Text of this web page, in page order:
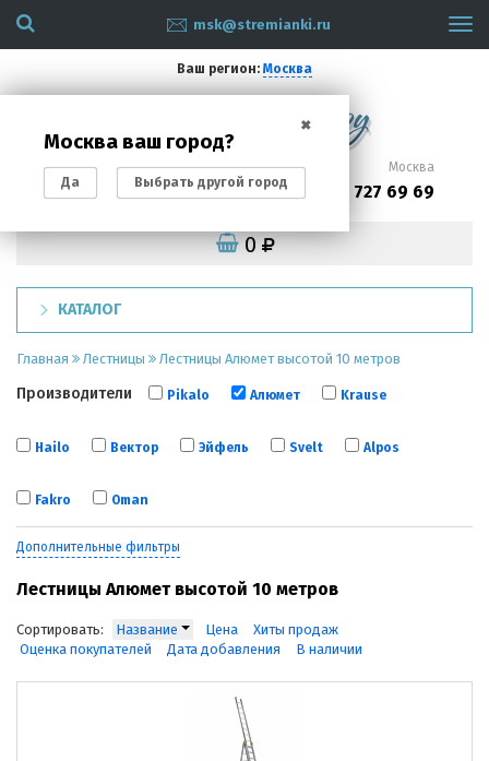
msk@stremianki.ru
Ваш регион: Москва
✖
Москва ваш город?
Да Выбрать другой город
Санкт-Петербург
(812) 200 87 93
Москва
(495) 727 69 69
0
КАТАЛОГ
Главная Лестницы Лестницы Алюмет высотой 10 метров
Производители Pikalo Алюмет Krause
Hailo Вектор Эйфель Svelt Alpos
Fakro Oman
Дополнительные фильтры
Лестницы Алюмет высотой 10 метров
Сортировать: Название Цена
Хиты продаж
Оценка покупателей
Дата добавления В наличии